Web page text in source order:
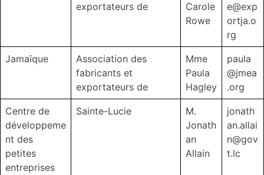
exportateurs de
Carole
Rowe
e@exp
ortja.o
rg
Jamaïque
Association des
fabricants et
exportateurs de
Mme
Paula
Hagley
paula
@jmea
.org
Centre de
développeme
nt des
petites
entreprises
Sainte-Lucie
M.
Jonath
an
Allain
jonath
an.allai
n@gov
t.lc